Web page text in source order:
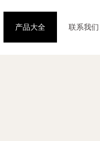
产品大全 联系我们